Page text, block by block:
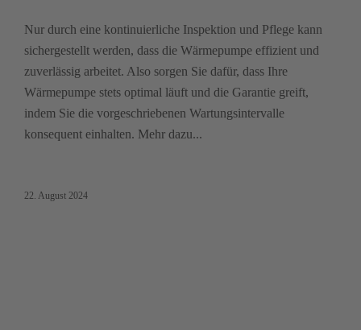
Nur durch eine kontinuierliche Inspektion und Pflege kann
sichergestellt werden, dass die Wärmepumpe effizient und
zuverlässig arbeitet. Also sorgen Sie dafür, dass Ihre
Wärmepumpe stets optimal läuft und die Garantie greift,
indem Sie die vorgeschriebenen Wartungsintervalle
konsequent einhalten. Mehr dazu...
22. August 2024